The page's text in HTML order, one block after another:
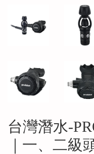
台灣潛水-
｜一、二級